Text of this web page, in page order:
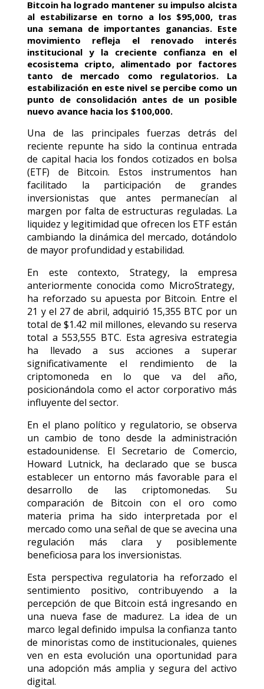
Bitcoin ha logrado mantener su impulso alcista
al estabilizarse en torno a los $95,000, tras
una semana de importantes ganancias. Este
movimiento refleja el renovado interés
institucional y la creciente confianza en el
ecosistema cripto, alimentado por factores
tanto de mercado como regulatorios. La
estabilización en este nivel se percibe como un
punto de consolidación antes de un posible
nuevo avance hacia los $100,000.
Una de las principales fuerzas detrás del
reciente repunte ha sido la continua entrada
de capital hacia los fondos cotizados en bolsa
(ETF) de Bitcoin. Estos instrumentos han
facilitado la participación de grandes
inversionistas que antes permanecían al
margen por falta de estructuras reguladas. La
liquidez y legitimidad que ofrecen los ETF están
cambiando la dinámica del mercado, dotándolo
de mayor profundidad y estabilidad.
En este contexto, Strategy, la empresa
anteriormente conocida como MicroStrategy,
ha reforzado su apuesta por Bitcoin. Entre el
21 y el 27 de abril, adquirió 15,355 BTC por un
total de $1.42 mil millones, elevando su reserva
total a 553,555 BTC. Esta agresiva estrategia
ha llevado a sus acciones a superar
significativamente el rendimiento de la
criptomoneda en lo que va del año,
posicionándola como el actor corporativo más
influyente del sector.
En el plano político y regulatorio, se observa
un cambio de tono desde la administración
estadounidense. El Secretario de Comercio,
Howard Lutnick, ha declarado que se busca
establecer un entorno más favorable para el
desarrollo de las criptomonedas. Su
comparación de Bitcoin con el oro como
materia prima ha sido interpretada por el
mercado como una señal de que se avecina una
regulación más clara y posiblemente
beneficiosa para los inversionistas.
Esta perspectiva regulatoria ha reforzado el
sentimiento positivo, contribuyendo a la
percepción de que Bitcoin está ingresando en
una nueva fase de madurez. La idea de un
marco legal definido impulsa la confianza tanto
de minoristas como de institucionales, quienes
ven en esta evolución una oportunidad para
una adopción más amplia y segura del activo
digital.